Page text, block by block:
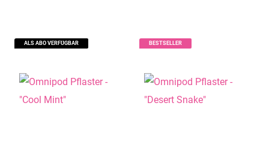
ALS ABO VERFÜGBAR BESTSELLER